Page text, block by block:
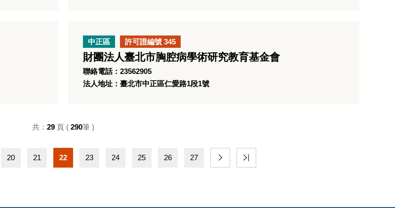
中正區 許可證編號 345
財團法人臺北市胸腔病學術研究教育基金會
聯絡電話：23562905
法人地址：臺北市中正區仁愛路1段1號
20 21 22 23 24 25 26 27
共： 29 頁 ( 290筆 )